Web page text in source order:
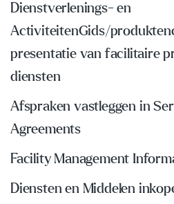
Dienstverlenings- en
ActiviteitenGids/
presentatie van facilitaire
diensten
Afspraken vastleggen in
Agreements
Facility Management
Diensten en Middelen